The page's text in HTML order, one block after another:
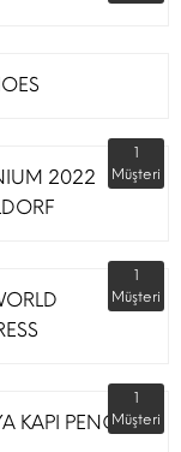
2022
1
Müşteri
1
Müşteri
KAPI PENCERE
1
Müşteri